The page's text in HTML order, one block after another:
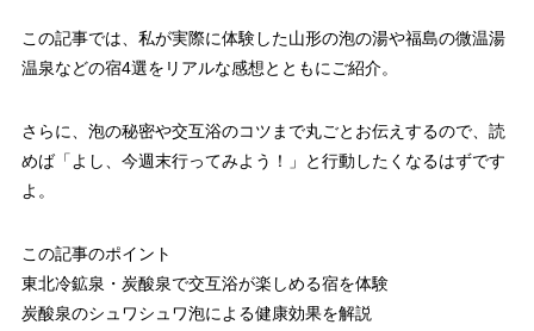
この記事では、私が実際に体験した山形の泡の湯や福島の微温湯
温泉などの宿4選をリアルな感想とともにご紹介。
さらに、泡の秘密や交互浴のコツまで丸ごとお伝えするので、読
めば「よし、今週末行ってみよう！」と行動したくなるはずです
よ。
この記事のポイント
東北冷鉱泉・炭酸泉で交互浴が楽しめる宿を体験
炭酸泉のシュワシュワ泡による健康効果を解説